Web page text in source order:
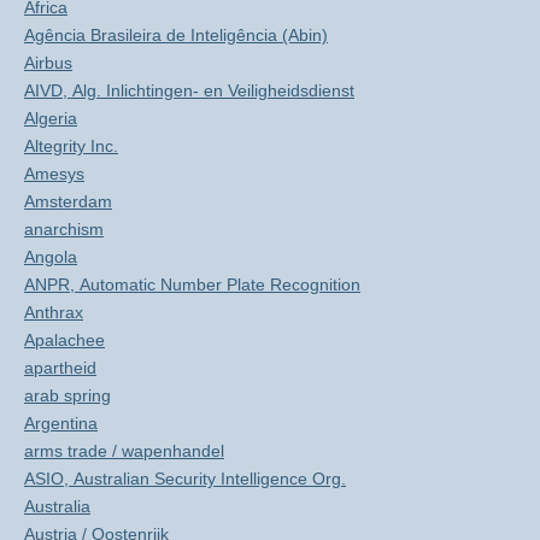
Africa
Agência Brasileira de Inteligência (Abin)
Airbus
AIVD, Alg. Inlichtingen- en Veiligheidsdienst
Algeria
Altegrity Inc.
Amesys
Amsterdam
anarchism
Angola
ANPR, Automatic Number Plate Recognition
Anthrax
Apalachee
apartheid
arab spring
Argentina
arms trade / wapenhandel
ASIO, Australian Security Intelligence Org.
Australia
Austria / Oostenrijk